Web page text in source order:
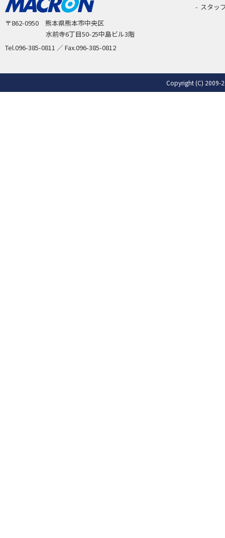
〒862-0950 熊本県熊本市中央区
水前寺6丁目50-25中島ビル3階
Tel.096-385-0811 ／ Fax.096-385-0812
スタッ
Copyright (C) 2009-